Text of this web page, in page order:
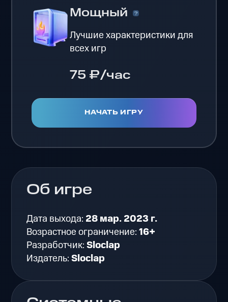
Мощный
Лучшие характеристики для
всех игр
75 ₽/час
НАЧАТЬ ИГРУ
Об игре
Дата выхода: 28 мар. 2023 г.
Возрастное ограничение:16+
Разработчик:Sloclap
Издатель:Sloclap